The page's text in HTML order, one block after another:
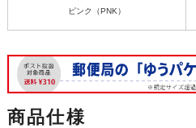
ピンク（PNK）
商品仕様